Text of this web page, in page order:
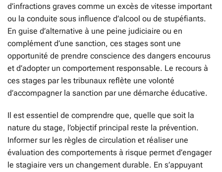
d’infractions graves comme un excès de vitesse important
ou la conduite sous influence d’alcool ou de stupéfiants.
En guise d’alternative à une peine judiciaire ou en
complément d’une sanction, ces stages sont une
opportunité de prendre conscience des dangers encourus
et d’adopter un comportement responsable. Le recours à
ces stages par les tribunaux reflète une volonté
d’accompagner la sanction par une démarche éducative.
Il est essentiel de comprendre que, quelle que soit la
nature du stage, l’objectif principal reste la prévention.
Informer sur les règles de circulation et réaliser une
évaluation des comportements à risque permet d’engager
le stagiaire vers un changement durable. En s’appuyant